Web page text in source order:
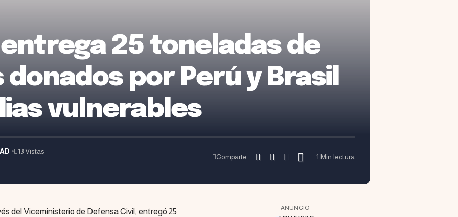
25 toneladas de
por Perú y Brasil
vulnerables
13 Vistas
Comparte 1 Min lectura
del Viceministerio de Defensa Civil, entregó 25
ANUNCIO